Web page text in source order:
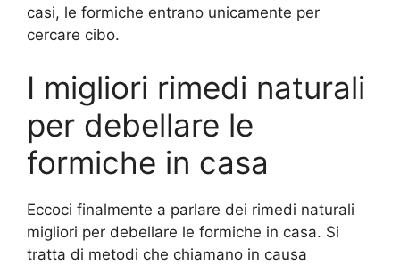
casi, le formiche entrano unicamente per
cercare cibo.
I migliori rimedi naturali
per debellare le
formiche in casa
Eccoci finalmente a parlare dei rimedi naturali
migliori per debellare le formiche in casa. Si
tratta di metodi che chiamano in causa